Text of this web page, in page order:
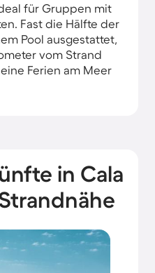
für Gruppen mit
Fast die Hälfte der
Pool ausgestattet,
vom Strand
Ferien am Meer
in Cala